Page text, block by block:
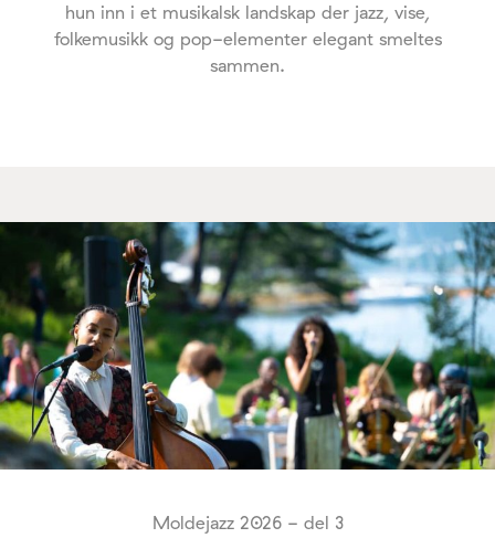
hun inn i et musikalsk landskap der jazz, vise,
folkemusikk og pop-elementer elegant smeltes
sammen.
Moldejazz 2026 - del 3